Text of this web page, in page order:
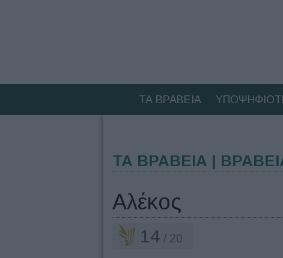
ΤΑ ΒΡΑΒΕΙΑ
ΤΑ ΒΡΑΒΕΙΑ |
Αλέκος
14 / 20